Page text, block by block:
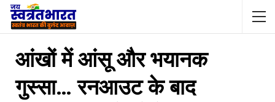
आंखों में आंसू और भयानक
गुस्सा… रनआउट के बाद